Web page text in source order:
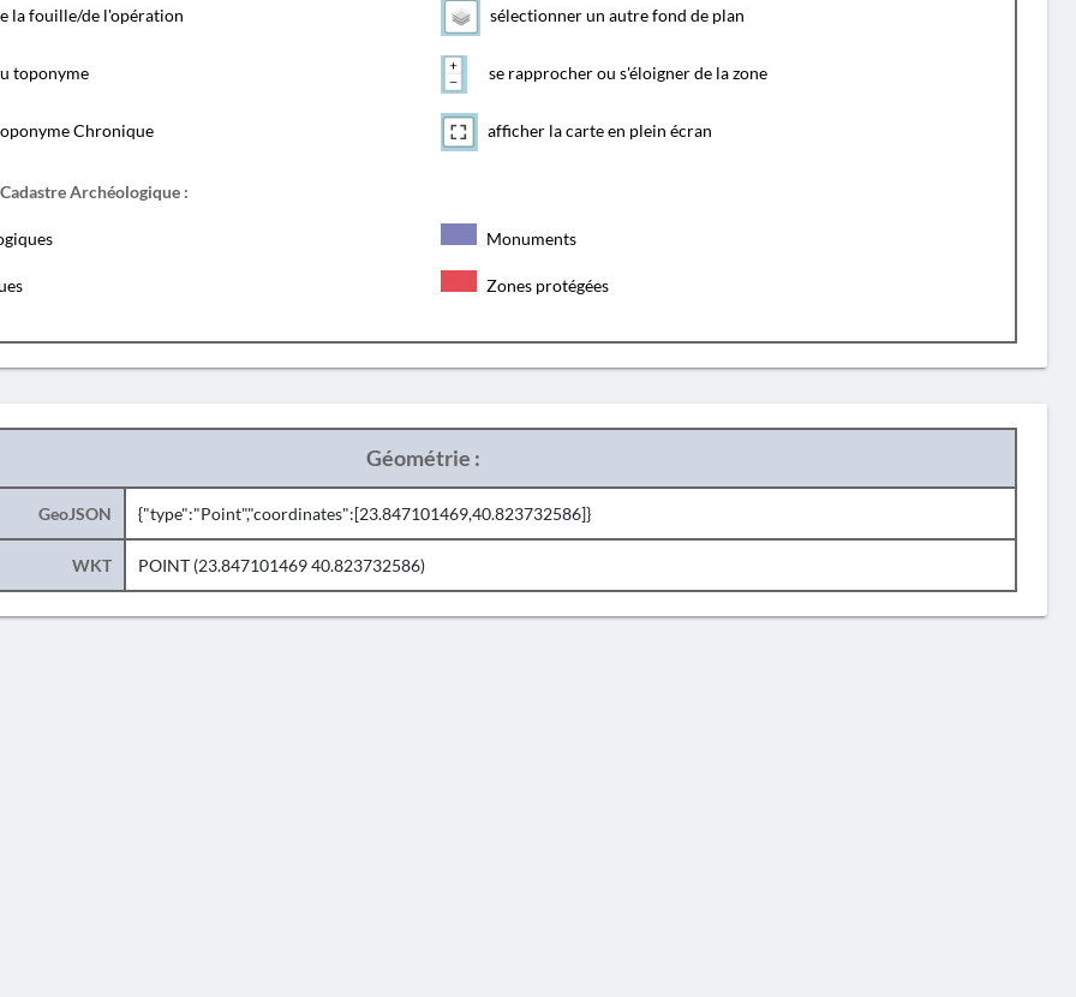
la fouille/de l'opération
toponyme
Chronique
sélectionner un autre fond de plan
se rapprocher ou s'éloigner de la zone
afficher la carte en plein écran
Archéologique :
Monuments
Zones protégées
Géométrie :
GeoJSON {"type":"Point","coordinates":[23.847101469,40.823732586]}
WKT POINT (23.847101469 40.823732586)